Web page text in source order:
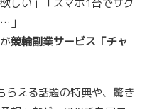
」
競輪副業サービス「チャ
らえる話題の特典や、驚き